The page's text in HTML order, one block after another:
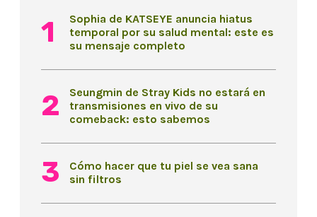
Sophia de KATSEYE anuncia hiatus
temporal por su salud mental: este es
su mensaje completo
Seungmin de Stray Kids no estará en
transmisiones en vivo de su
comeback: esto sabemos
Cómo hacer que tu piel se vea sana
sin filtros